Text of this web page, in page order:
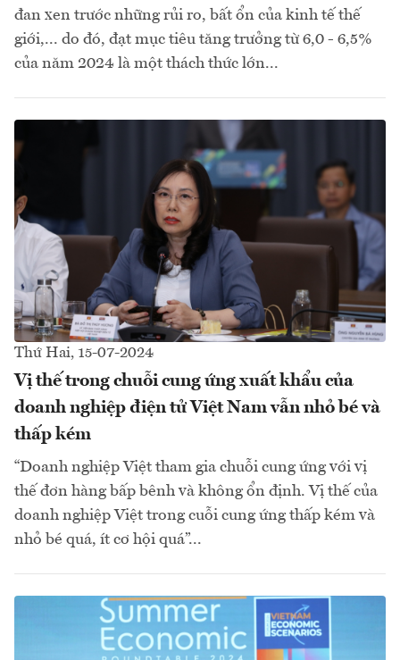
đan xen trước những rủi ro, bất ổn của kinh tế thế
giới,... do đó, đạt mục tiêu tăng trưởng từ 6,0 - 6,5%
của năm 2024 là một thách thức lớn...
Thứ Hai, 15-07-2024
Vị thế trong chuỗi cung ứng xuất khẩu của
doanh nghiệp điện tử Việt Nam vẫn nhỏ bé và
thấp kém
“Doanh nghiệp Việt tham gia chuỗi cung ứng với vị
thế đơn hàng bấp bênh và không ổn định. Vị thế của
doanh nghiệp Việt trong cuỗi cung ứng thấp kém và
nhỏ bé quá, ít cơ hội quá”...